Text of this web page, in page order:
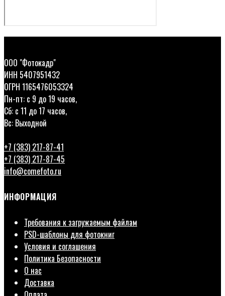
ООО "Фотокадр"
ИНН 5407951432
ОГРН 1165476053324
Пн-пт: с 9 до 19 часов,
Сб: с 11 до 17 часов,
Вс: Выходной
+7 (383) 217-87-41
+7 (383) 217-87-45
info@comefoto.ru
ИНФОРМАЦИЯ
Требования к загружаемым файлам
PSD-шаблоны для фотокниг
Условия и соглашения
Политика Безопасности
О нас
Доставка